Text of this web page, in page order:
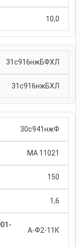
10,0
31с916нжБФХЛ
31с916нжБХЛ
30с941нжФ
МА 11021
150
1,6
А-Ф2-11К